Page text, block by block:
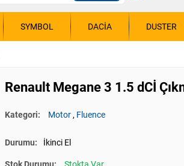
SYMBOL DACIA DUSTER
Renault Megane 3 1.5 dCİ
Kategori: Motor, Fluence
Durumu: İkinci El